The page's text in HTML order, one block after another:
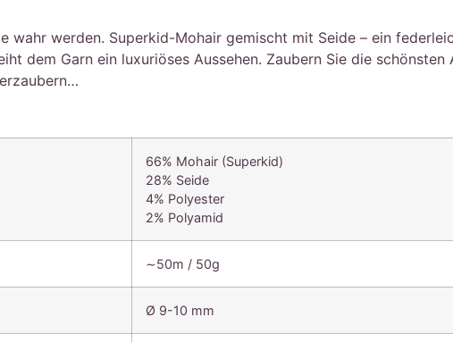
wahr werden. Superkid-Mohair gemischt mit Seide – ein
dem Garn ein luxuriöses Aussehen. Zaubern Sie die schönsten
66% Mohair (Superkid)
28% Seide
4% Polyester
2% Polyamid
∼50m / 50g
Ø 9-10 mm